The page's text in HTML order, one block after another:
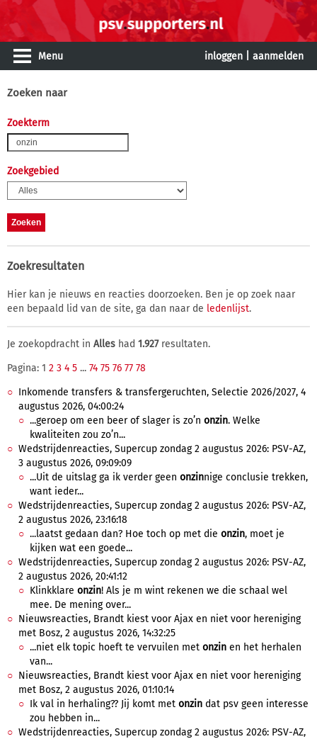
Menu inloggen aanmelden
Zoeken naar
Zoekterm
Zoekgebied
Zoekresultaten
Hier kan je nieuws en reacties doorzoeken. Ben je op zoek naar
een bepaald lid van de site, ga dan naar de ledenlijst.
Je zoekopdracht in Alles had 1.927resultaten.
Pagina: 1 2 3 4 5 ... 74 75 76 77 78
Inkomende transfers & transfergeruchten, Selectie 2026/2027, 4
augustus 2026, 04:00:24
...geroep om een beer of slager is zo’n onzin. Welke
kwaliteiten zou zo’n...
Wedstrijdenreacties, Supercup zondag 2 augustus 2026: PSV-AZ,
3 augustus 2026, 09:09:09
...Uit de uitslag ga ik verder geen onzinnige conclusie trekken,
want ieder...
Wedstrijdenreacties, Supercup zondag 2 augustus 2026: PSV-AZ,
2 augustus 2026, 23:16:18
...laatst gedaan dan? Hoe toch op met die onzin, moet je
kijken wat een goede...
Wedstrijdenreacties, Supercup zondag 2 augustus 2026: PSV-AZ,
2 augustus 2026, 20:41:12
Klinkklare onzin! Als je m wint rekenen we die schaal wel
mee. De mening over...
Nieuwsreacties, Brandt kiest voor Ajax en niet voor hereniging
met Bosz, 2 augustus 2026, 14:32:25
...niet elk topic hoeft te vervuilen met onzin en het herhalen
van...
Nieuwsreacties, Brandt kiest voor Ajax en niet voor hereniging
met Bosz, 2 augustus 2026, 01:10:14
Ik val in herhaling?? Jij komt met onzin dat psv geen interesse
zou hebben in...
Wedstrijdenreacties, Supercup zondag 2 augustus 2026: PSV-AZ,